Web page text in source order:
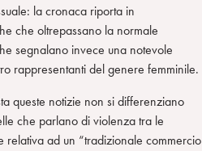
la cronaca riporta in
che oltrepassano la normale
segnalano invece una notevole
rappresentanti del genere femminile.
queste notizie non si differenziano
che parlano di violenza tra le
ad un “tradizionale commercio